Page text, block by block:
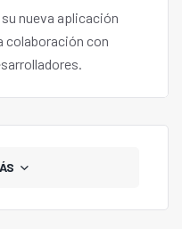
nueva aplicación
colaboración con